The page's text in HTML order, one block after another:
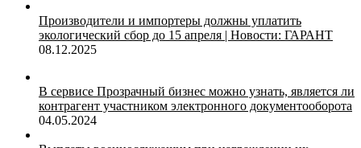
Производители и импортеры должны уплатить
экологический сбор до 15 апреля | Новости: ГАРАНТ
08.12.2025
В сервисе Прозрачный бизнес можно узнать, является ли
контрагент участником электронного документооборота
04.05.2024